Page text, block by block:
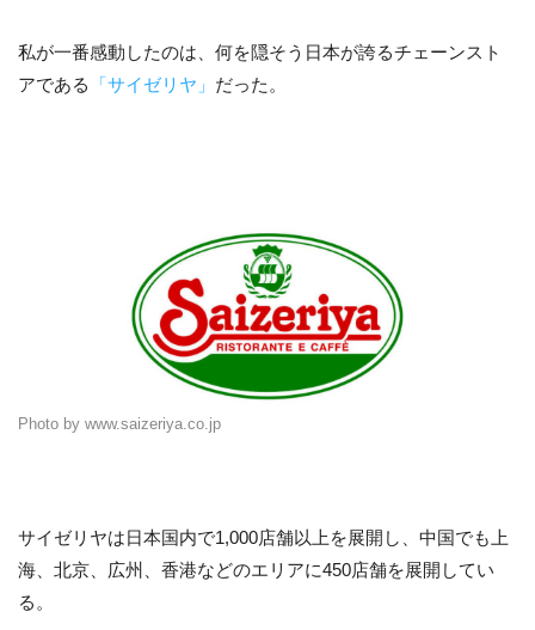
私が一番感動したのは、何を隠そう日本が誇るチェーンスト
アである
「サイゼリヤ」 だった。
Photo by www.saizeriya.co.jp
サイゼリヤは日本国内で1,000店舗以上を展開し、中国でも上
海、北京、広州、香港などのエリアに450店舗を展開してい
る。